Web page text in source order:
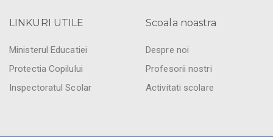
LINKURI UTILE
Ministerul Educatiei
Protectia Copilului
Inspectoratul Scolar
Scoala noastra
Despre noi
Profesorii nostri
Activitati scolare